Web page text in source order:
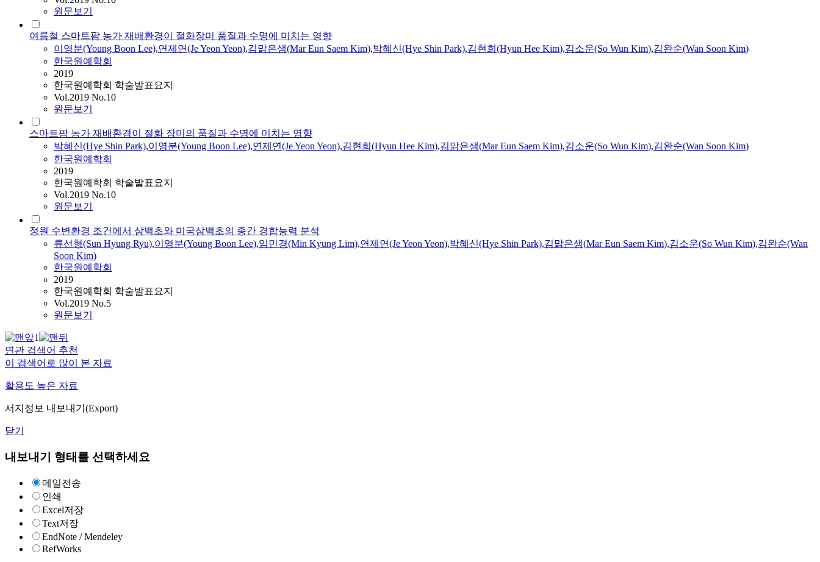
원문보기
여름철 스마트팜 농가 재배환경이 절화장미 품질과 수명에 미치는 영향
이영분(Young Boon Lee),연제연(Je Yeon Yeon),김맑은샘(Mar Eun Saem Kim),박혜신(Hye Shin Park),김현희(Hyun Hee Kim),김소운(So Wun Kim),김완순(Wan Soon Kim)
한국원예학회
2019
한국원예학회 학술발표요지
Vol.2019 No.10
원문보기
스마트팜 농가 재배환경이 절화 장미의 품질과 수명에 미치는 영향
박혜신(Hye Shin Park),이영분(Young Boon Lee),연제연(Je Yeon Yeon),김현희(Hyun Hee Kim),김맑은샘(Mar Eun Saem Kim),김소운(So Wun Kim),김완순(Wan Soon Kim)
한국원예학회
2019
한국원예학회 학술발표요지
Vol.2019 No.10
원문보기
정원 수변환경 조건에서 삼백초와 미국삼백초의 종간 경합능력 분석
류선형(Sun Hyung Ryu),이영분(Young Boon Lee),임민경(Min Kyung Lim),연제연(Je Yeon Yeon),박혜신(Hye Shin Park),김맑은샘(Mar Eun Saem Kim),김소운(So Wun Kim),김완순(Wan
Soon Kim)
한국원예학회
2019
한국원예학회 학술발표요지
Vol.2019 No.5
원문보기
1
연관 검색어 추천
이 검색어로 많이 본 자료
활용도 높은 자료
서지정보 내보내기(Export)
닫기
내보내기 형태를 선택하세요
메일전송
인쇄
Excel저장
Text저장
EndNote / Mendeley
RefWorks